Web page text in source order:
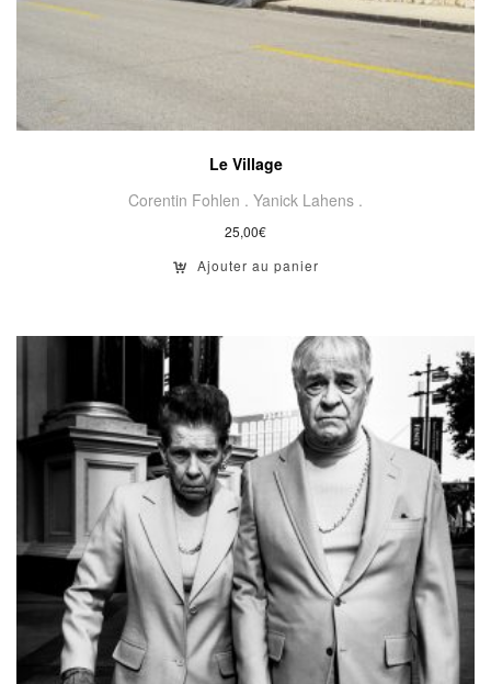
Le Village
Corentin Fohlen . Yanick Lahens .
25,00€
Ajouter au panier